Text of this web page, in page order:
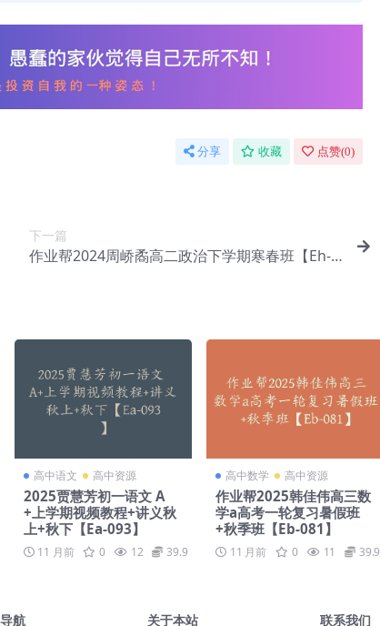
分享 收藏 点赞(0)
下一篇
作业帮2024周峤矞高二政治下学期寒春班【Eh-0
高中语文 高中资源
2025贾慧芳初一语文 A
+上学期视频教程+讲义秋
上+秋下【Ea-093】
11 月前 0 12 39.9
高中数学 高中资源
作业帮2025韩佳伟高三数
学a高考一轮复习暑假班
+秋季班【Eb-081】
11 月前 0 11 39.9
航 关于本站 联系我们